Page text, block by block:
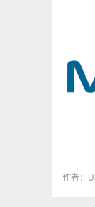
作者：